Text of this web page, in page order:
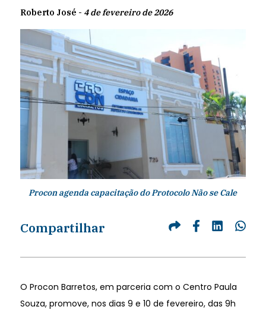
Roberto José - 4 de fevereiro de 2026
Procon agenda capacitação do Protocolo Não se Cale
Compartilhar
O Procon Barretos, em parceria com o Centro Paula
Souza, promove, nos dias 9 e 10 de fevereiro, das 9h